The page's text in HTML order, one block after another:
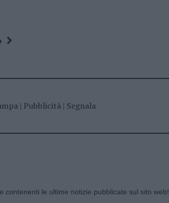
| Pubblicità| Segnala
contenenti le ultime notizie pubblicate sul sito web!